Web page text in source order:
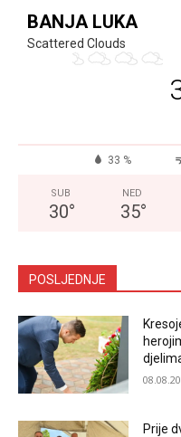
BANJA LUKA
Scattered Clouds
33 %
SUB
30°
NED
35°
POSLJEDNJE
Prije